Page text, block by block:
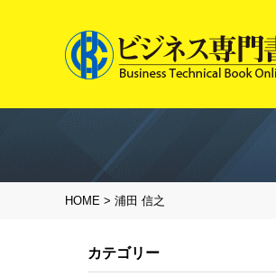
HOME > 浦田 信之
カテゴリー